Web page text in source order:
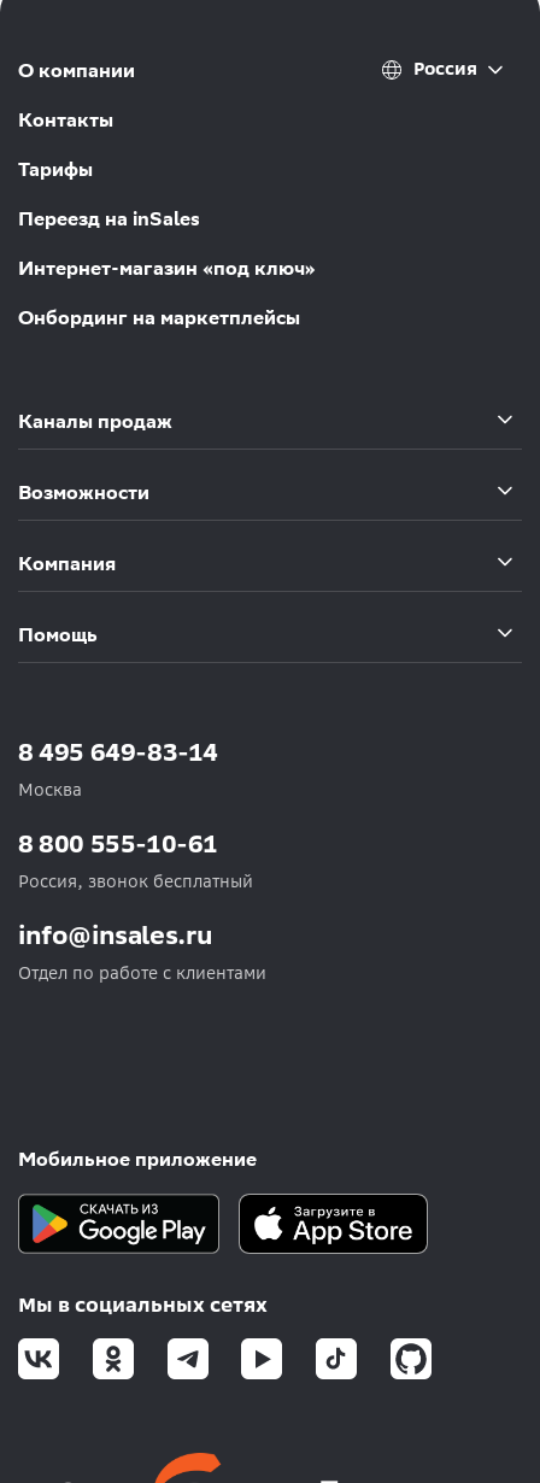
О компании
Контакты
Тарифы
Переезд на inSales
Интернет-магазин «под ключ»
Онбординг на маркетплейсы
Россия
Каналы продаж
Возможности
Компания
Помощь
8 495 649-83-14
Москва
info@insales.ru
Отдел по работе с клиентами
8 800 555-10-61
Россия, звонок бесплатный
Мобильное приложение
Мы в социальных сетях